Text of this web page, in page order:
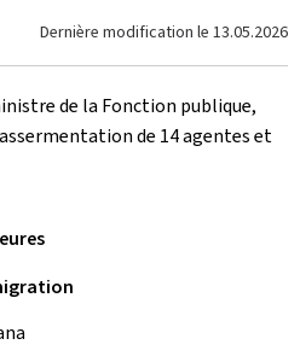
Dernière modification le 13.05.2026
de la Fonction publique,
de 14 agentes et